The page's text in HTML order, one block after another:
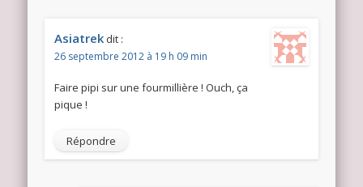
Asiatrek dit :
26 septembre 2012 à 19 h 09 min
Faire pipi sur une fourmillière ! Ouch, ça
pique !
Répondre